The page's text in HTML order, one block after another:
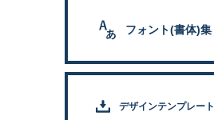
フォント(書体)集
デザインテンプレート